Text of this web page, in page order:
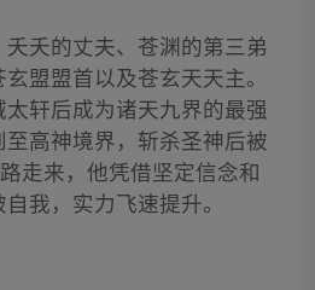
夭的丈夫、苍渊的第三弟
盟盟首以及苍玄天天主。
轩后成为诸天九界的最强
高神境界，斩杀圣神后被
走来，他凭借坚定信念和
我，实力飞速提升。